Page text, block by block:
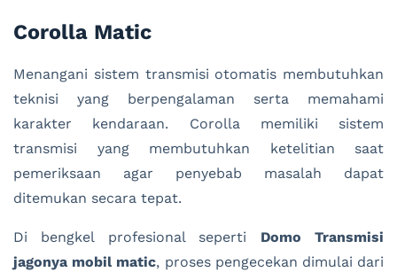
Corolla Matic
Menangani sistem transmisi otomatis membutuhkan
teknisi yang berpengalaman serta memahami
karakter kendaraan. Corolla memiliki sistem
transmisi yang membutuhkan ketelitian saat
pemeriksaan agar penyebab masalah dapat
ditemukan secara tepat.
Di bengkel profesional seperti Domo Transmisi
jagonya mobil matic, proses pengecekan dimulai dari